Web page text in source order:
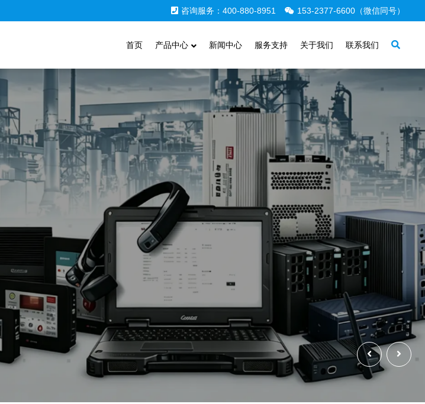
咨询服务：400-880-8951 153-2377-6600（微信同号）
首页 产品中心 新闻中心 服务支持 关于我们 联系我们